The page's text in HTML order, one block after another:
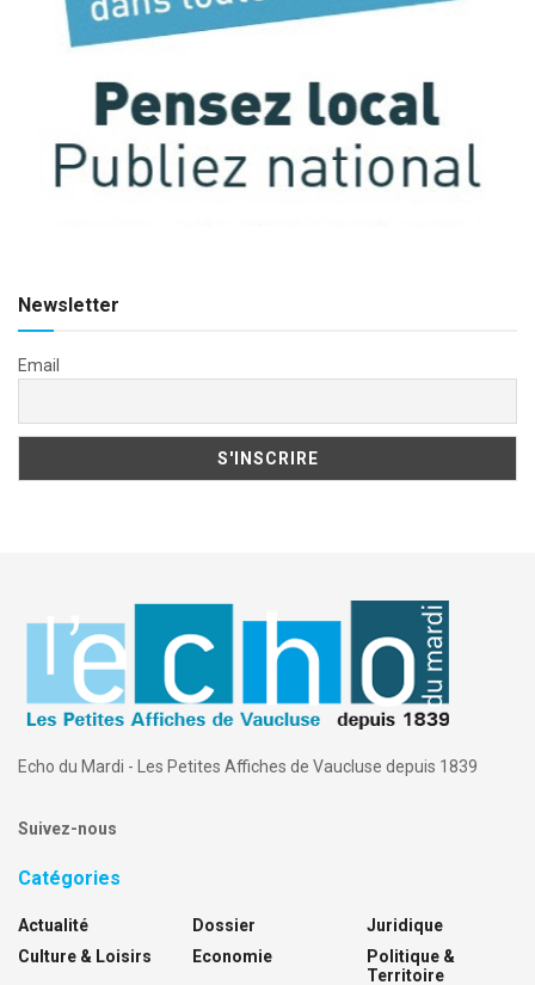
Newsletter
Email
Echo du Mardi - Les Petites Affiches de Vaucluse depuis 1839
Suivez-nous
Catégories
Actualité
Culture & Loisirs
Dossier
Economie
Juridique
Politique &
Territoire